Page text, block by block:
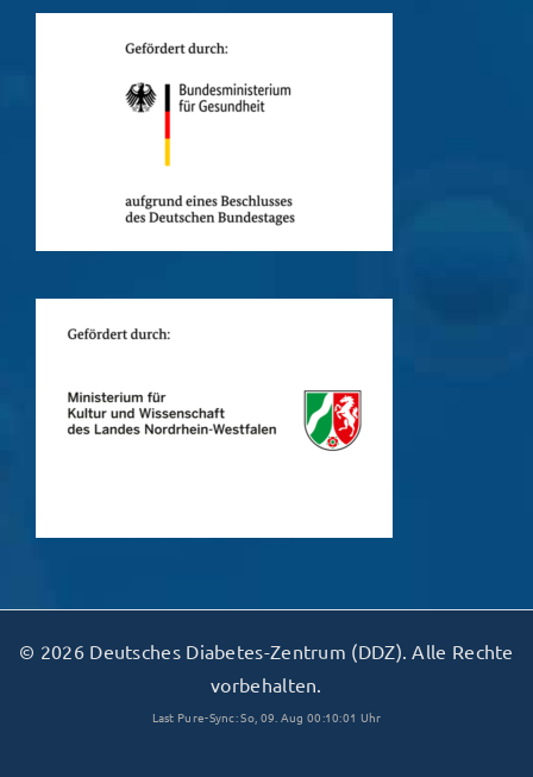
© 2026 Deutsches Diabetes-Zentrum (DDZ). Alle Rechte
vorbehalten.
Last Pure-Sync: So, 09. Aug 00:10:01 Uhr